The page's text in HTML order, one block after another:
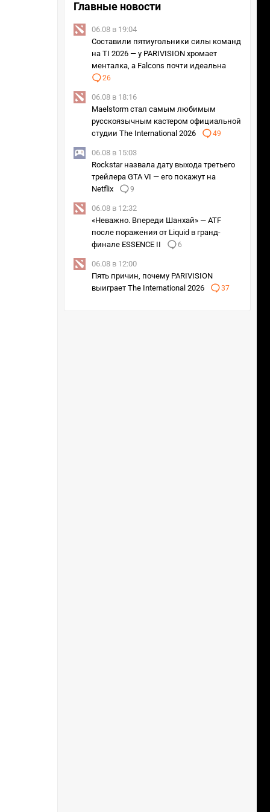
Главные новости
06.08 в 19:04
Составили пятиугольники силы команд
на TI 2026 — у PARIVISION хромает
менталка, а Falcons почти идеальна
26
06.08 в 18:16
Maelstorm стал самым любимым
русскоязычным кастером официальной
студии The International 2026
49
06.08 в 15:03
Rockstar назвала дату выхода третьего
трейлера GTA VI — его покажут на
Netflix
9
06.08 в 12:32
«Неважно. Впереди Шанхай» — ATF
после поражения от Liquid в гранд-
финале ESSENCE II
6
06.08 в 12:00
Пять причин, почему PARIVISION
выиграет The International 2026
37